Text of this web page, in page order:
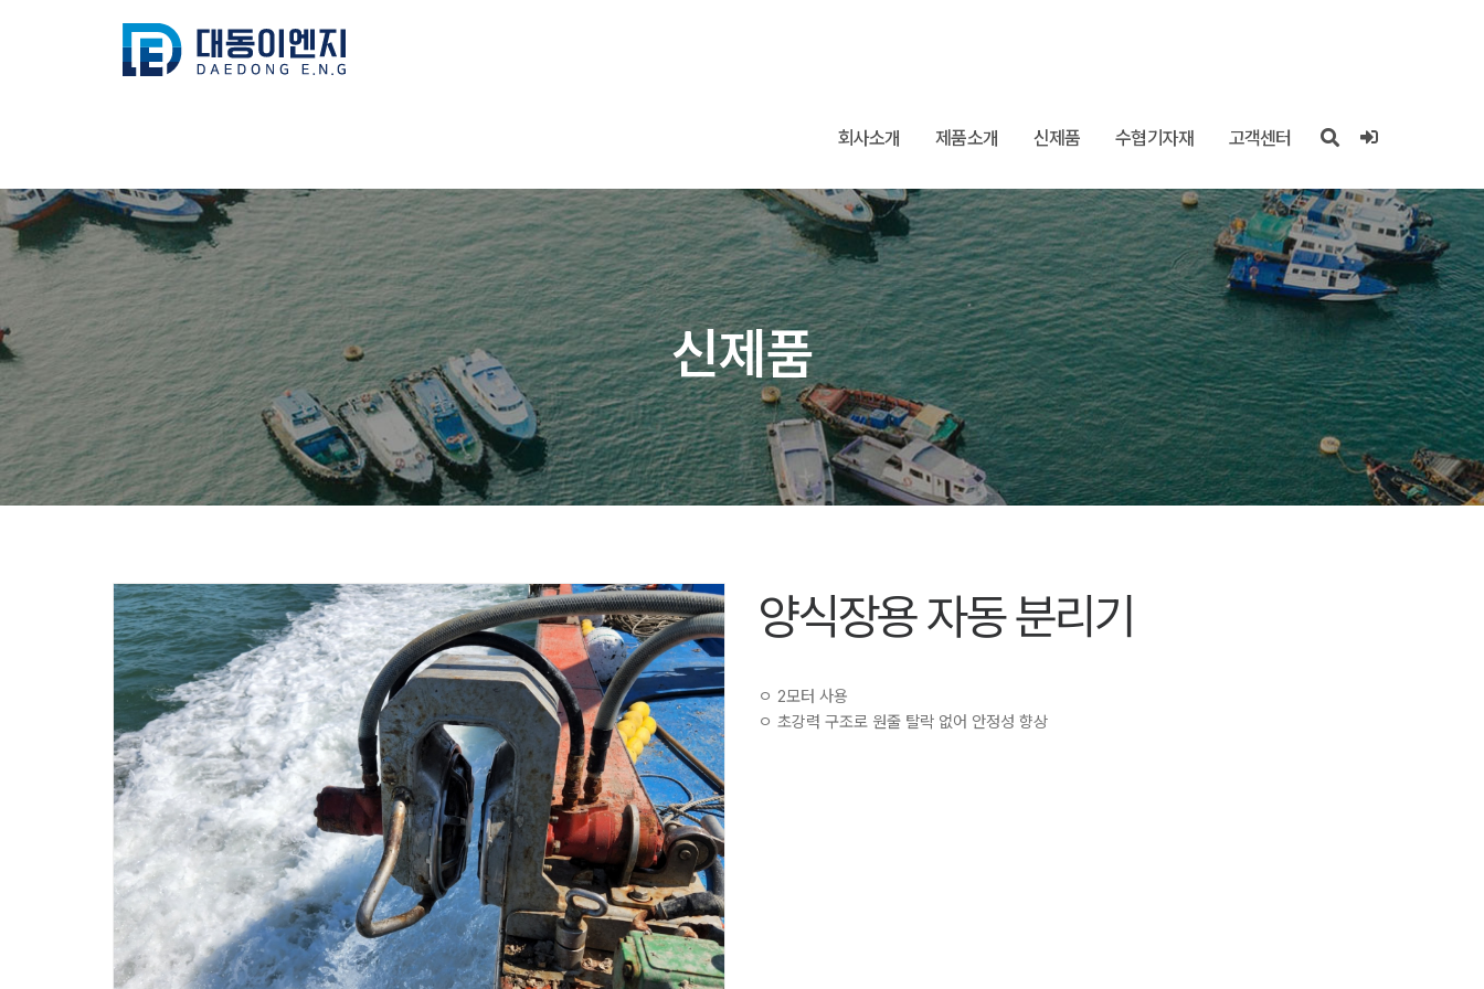
회사소개 제품소개 신제품 수협기자재 고객센터
신제품
양식장용 자동 분리기
ㅇ 2모터 사용
ㅇ 초강력 구조로 원줄 탈락 없어 안정성 향상